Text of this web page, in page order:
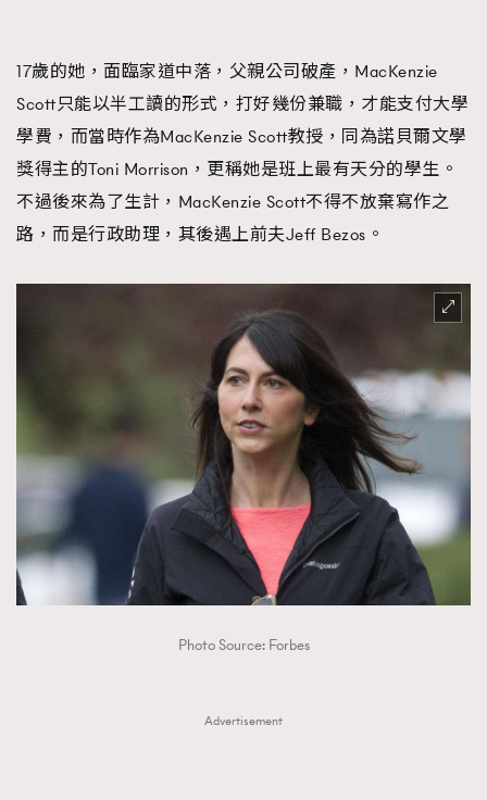
17歲的她，面臨家道中落，父親公司破產，MacKenzie
Scott只能以半工讀的形式，打好幾份兼職，才能支付大學
學費，而當時作為MacKenzie Scott教授，同為諾貝爾文學
獎得主的Toni Morrison，更稱她是班上最有天分的學生。
不過後來為了生計，MacKenzie Scott不得不放棄寫作之
路，而是行政助理，其後遇上前夫Jeff Bezos。
Photo Source: Forbes
Advertisement